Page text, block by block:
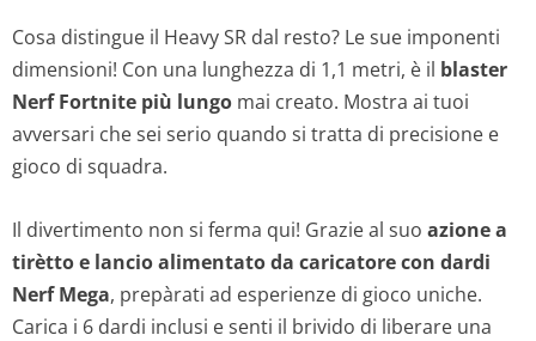
Cosa distingue il Heavy SR dal resto? Le sue imponenti
dimensioni! Con una lunghezza di 1,1 metri, è il blaster
Nerf Fortnite più lungo mai creato. Mostra ai tuoi
avversari che sei serio quando si tratta di precisione e
gioco di squadra.
Il divertimento non si ferma qui! Grazie al suo azione a
tirètto e lancio alimentato da caricatore con dardi
Nerf Mega, prepàrati ad esperienze di gioco uniche.
Carica i 6 dardi inclusi e senti il brivido di liberare una